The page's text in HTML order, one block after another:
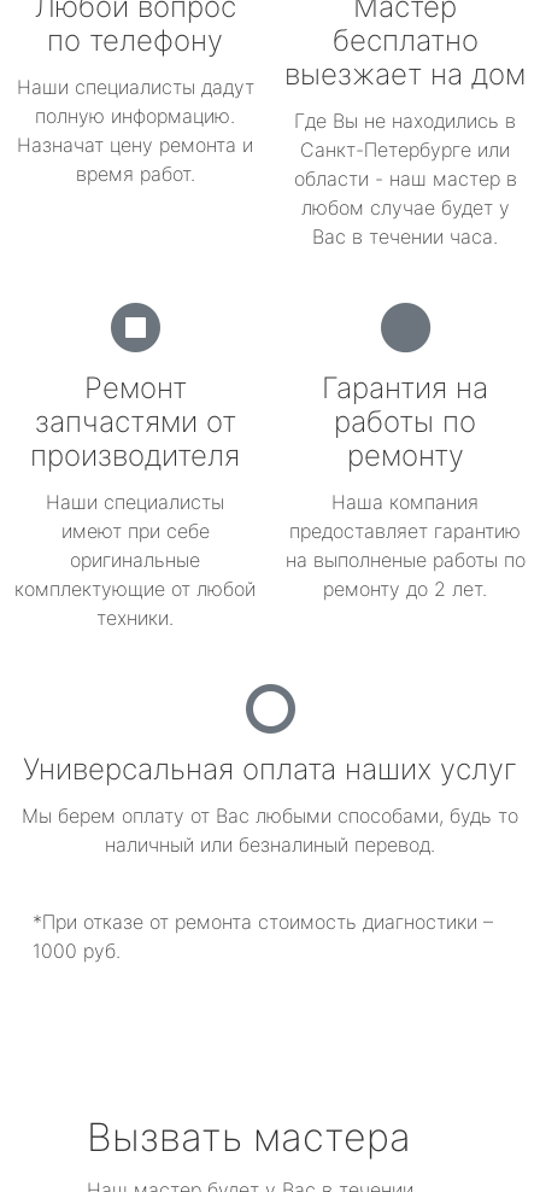
по телефону
Наши специалисты дадут
полную информацию.
Назначат цену ремонта и
время работ.
бесплатно
выезжает на дом
Где Вы не находились в
Санкт-Петербурге или
области - наш мастер в
любом случае будет у
Вас в течении часа.
Ремонт
запчастями от
производителя
Наши специалисты
имеют при себе
оригинальные
комплектующие от любой
техники.
Гарантия на
работы по
ремонту
Наша компания
предоставляет гарантию
на выполненые работы по
ремонту до 2 лет.
Универсальная оплата наших услуг
Мы берем оплату от Вас любыми способами, будь то
наличный или безналиный перевод.
*При отказе от ремонта стоимость диагностики –
1000 руб.
Вызвать мастера